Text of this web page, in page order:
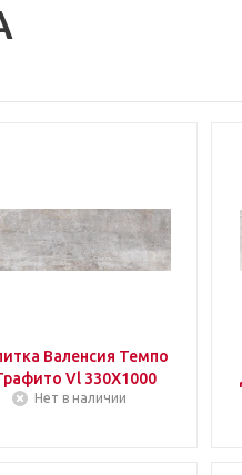
Валенсия Темпо
Vl 330Х1000
Нет в наличии